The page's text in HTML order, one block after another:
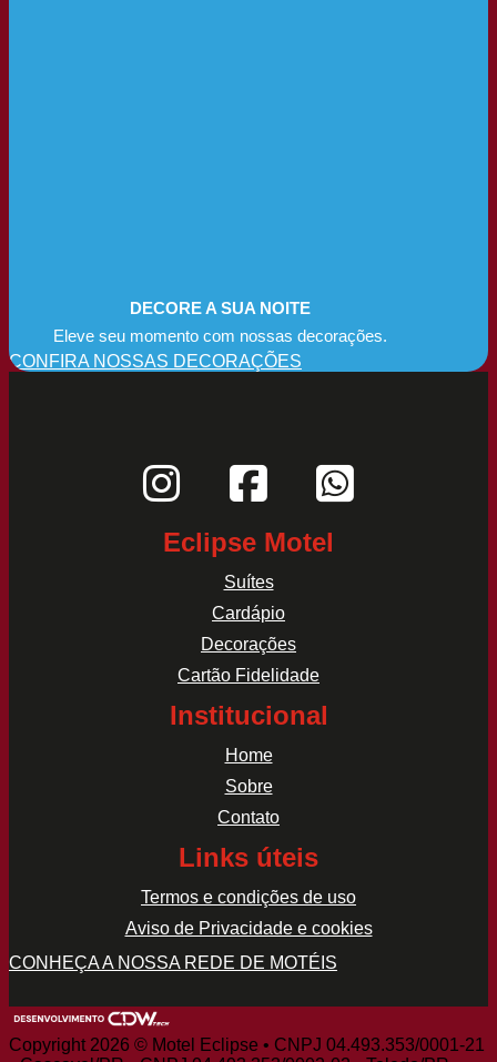
DECORE A SUA NOITE
Eleve seu momento com nossas decorações.
CONFIRA NOSSAS DECORAÇÕES
Eclipse Motel
Suítes
Cardápio
Decorações
Cartão Fidelidade
Institucional
Home
Sobre
Contato
Links úteis
Termos e condições de uso
Aviso de Privacidade e cookies
CONHEÇA A NOSSA REDE DE MOTÉIS
Copyright 2026 © Motel Eclipse • CNPJ 04.493.353/0001-21